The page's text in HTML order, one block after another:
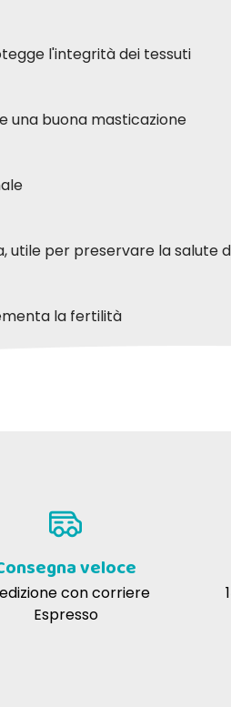
l'integrità dei tessuti
una buona masticazione
per preservare la salute
la fertilità
veloce
con corriere
Espresso